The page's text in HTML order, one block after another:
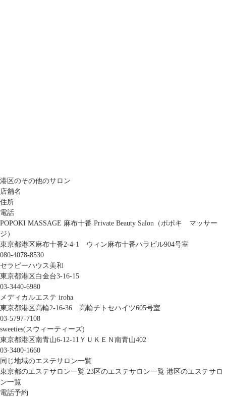
港区のその他のサロン
店舗名
住所
電話
POPOKI MASSAGE 麻布十番 Private Beauty Salon（ポポキ マッサー
ジ）
東京都港区麻布十番2-4-1 ウィン麻布十番ハラビル904号室
080-4078-8530
セラピーハウス美和
東京都港区白金台3-16-15
03-3440-6980
メディカルエステ iroha
東京都港区高輪2-16-36 高輪チトセハイツ605号室
03-5797-7108
sweeties(スウィーティーズ)
東京都港区南青山6-12-11ＹＵＫＥＮ南青山402
03-3400-1660
同じ地域のエステサロン一覧
東京都のエステサロン一覧 23区のエステサロン一覧 港区のエステサロ
ン一覧
電話予約